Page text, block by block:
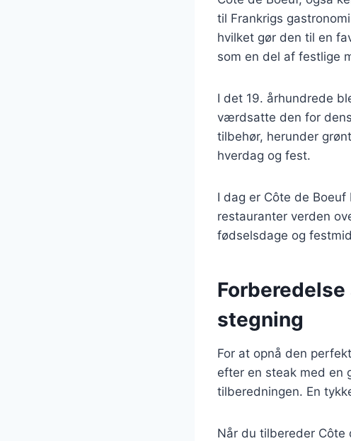
til Frankrigs
hvilket gør den til en
som en del af festlige
I det 19. århundrede
værdsatte den for
tilbehør, herunder
hverdag og fest.
I dag er Côte de
restauranter verden
fødselsdage og
stegning
For at opnå den
efter en steak med en
tilberedningen. En
Når du tilbereder Côte